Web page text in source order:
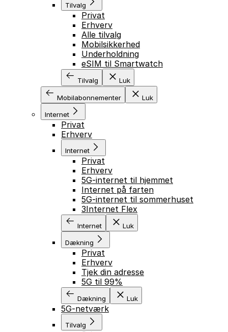
Tilvalg
Privat
Erhverv
Alle tilvalg
Mobilsikkerhed
Underholdning
eSIM til Smartwatch
Tilvalg Luk
Mobilabonnementer Luk
Internet
Privat
Erhverv
Internet
Privat
Erhverv
5G-internet til hjemmet
Internet på farten
5G-internet til sommerhuset
3Internet Flex
Internet Luk
Dækning
Privat
Erhverv
Tjek din adresse
5G til 99%
Dækning Luk
5G-netværk
Tilvalg